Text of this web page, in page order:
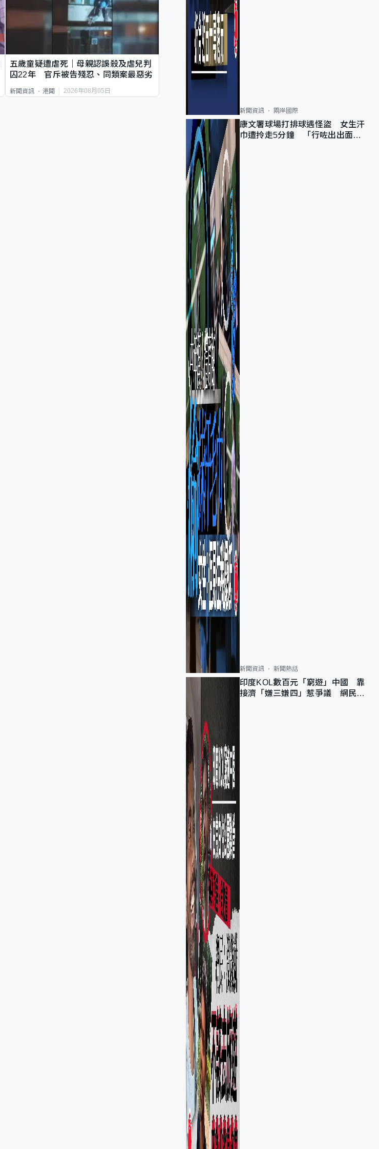
五歲童疑遭虐死｜母親認誤殺及虐兒判
囚22年 官斥被告殘忍、同類案最惡劣
新聞資訊 港聞 2026年08月05日
新聞資訊 兩岸國際
康文署球場打排球遇怪盜 女生汗
巾遭拎走5分鐘 「行咗出出面唔
新聞資訊 新聞熱話
印度KOL數百元「窮遊」中國 靠
接濟「嫌三嫌四」惹爭議 網民：